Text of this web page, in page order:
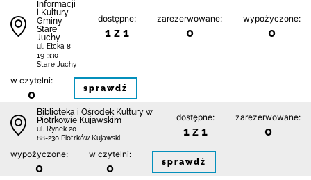
Informacji
i Kultury
Gminy
Stare
Juchy
ul. Ełcka 8
19-330
Stare Juchy
dostępne:
1 z 1
zarezerwowane:
0
wypożyczone:
0
w czytelni:
0 sprawdź
Biblioteka i Ośrodek Kultury w
Piotrkowie Kujawskim
ul. Rynek 20
88-230 Piotrków Kujawski
dostępne:
1 z 1
zarezerwowane:
0
wypożyczone:
0
w czytelni:
0 sprawdź